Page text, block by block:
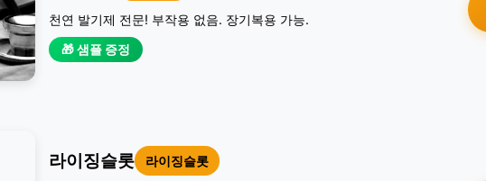
천연 발기제 전문! 부작용 없음. 장기복용 가능.
🎁 샘플 증정
라이징슬롯 라이징슬롯